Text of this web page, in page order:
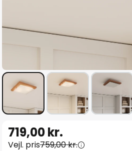
starten
719,00 kr.
Vejl. pris759,00 kr.